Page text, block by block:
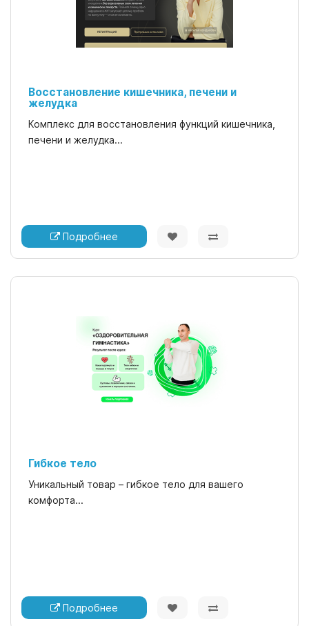
Восстановление кишечника, печени и
желудка
Комплекс для восстановления функций кишечника,
печени и желудка...
Подробнее
Гибкое тело
Уникальный товар – гибкое тело для вашего
комфорта...
Подробнее